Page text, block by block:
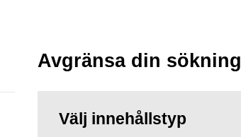
Avgränsa din sökning
Välj innehållstyp